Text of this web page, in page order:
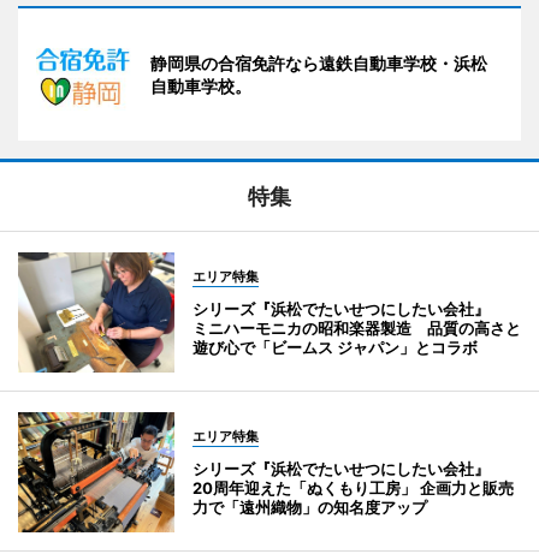
静岡県の合宿免許なら遠鉄自動車学校・浜松
自動車学校。
特集
エリア特集
シリーズ『浜松でたいせつにしたい会社』
ミニハーモニカの昭和楽器製造 品質の高さと
遊び心で「ビームス ジャパン」とコラボ
エリア特集
シリーズ『浜松でたいせつにしたい会社』
20周年迎えた「ぬくもり工房」 企画力と販売
力で「遠州織物」の知名度アップ